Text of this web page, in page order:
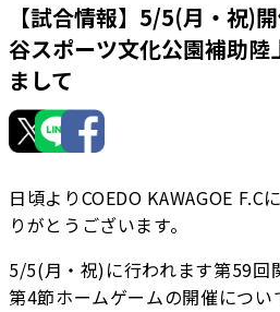
【試合情報】5/5(月・祝)
谷スポーツ文化公園補助陸
まして
日頃よりCOEDO KAWAGOE
りがとうございます。
5/5(月・祝)に行われます第59回
第4節ホームゲームの開催につい